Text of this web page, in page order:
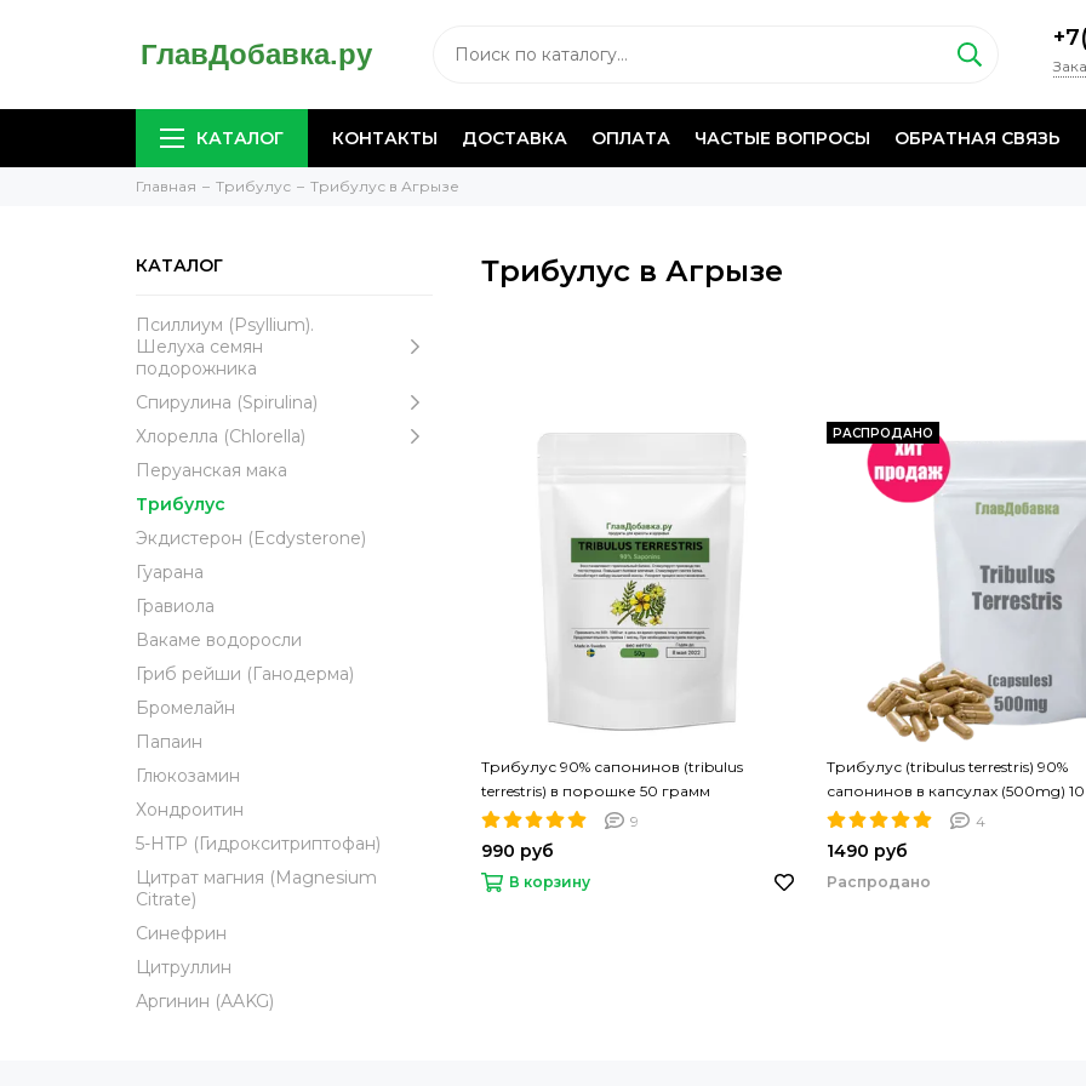
КАТАЛОГ КОНТАКТЫ ДОСТАВКА ОПЛАТА ЧАСТЫЕ ВОПРОСЫ ОБРАТНАЯ СВЯЗЬ
Главная Трибулус Трибулус в Агрызе
КАТАЛОГ
Псиллиум (Psyllium).
Шелуха семян
подорожника
Спирулина (Spirulina)
Хлорелла (Chlorella)
Перуанская мака
Трибулус
Экдистерон (Ecdysterone)
Гуарана
Гравиола
Вакаме водоросли
Гриб рейши (Ганодерма)
Бромелайн
Папаин
Глюкозамин
Хондроитин
5-HTP (Гидрокситриптофан)
Цитрат магния (Magnesium
Citrate)
Синефрин
Цитруллин
Аргинин (AAKG)
Трибулус в Агрызе
Трибулус 90% сапонинов (tribulus
terrestris) в порошке 50 грамм
9
990 руб
В корзину
РАСПРОДАНО
Трибулус (tribulus terrestris) 90%
сапонинов в капсулах (500mg)
капсул
4
1490 руб
Распродано